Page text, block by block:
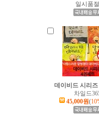
일시품절
데이비드 시리
차일드
45,000원(